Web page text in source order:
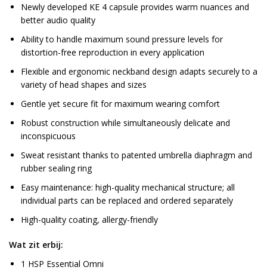
Newly developed KE 4 capsule provides warm nuances and
better audio quality
Ability to handle maximum sound pressure levels for
distortion-free reproduction in every application
Flexible and ergonomic neckband design adapts securely to a
variety of head shapes and sizes
Gentle yet secure fit for maximum wearing comfort
Robust construction while simultaneously delicate and
inconspicuous
Sweat resistant thanks to patented umbrella diaphragm and
rubber sealing ring
Easy maintenance: high-quality mechanical structure; all
individual parts can be replaced and ordered separately
High-quality coating, allergy-friendly
Wat zit erbij:
1 HSP Essential Omni